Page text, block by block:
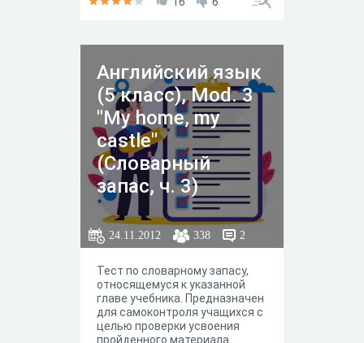
Английский язык
(5 класс), Mod. 3
"My home, my
castle"
(Словарный
запас, ч. 3)
24.11.2012 338 2
Тест по словарному запасу,
относящемуся к указанной
главе учебника. Предназначен
для самоконтроля учащихся с
целью проверки усвоения
пройденного материала.